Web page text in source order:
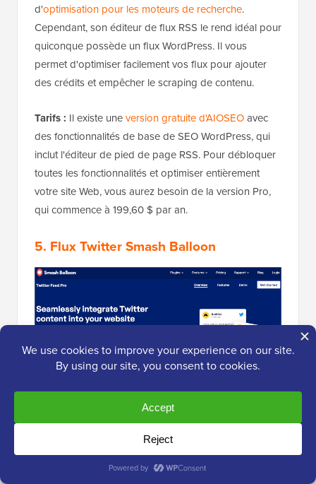
d'optimisation pour les moteurs de recherche.
Cependant, son éditeur de flux RSS le rend idéal pour
quiconque possède un flux WordPress. Il vous
permet d'optimiser facilement vos flux pour ajouter
des crédits et empêcher le scraping de contenu.
Tarifs : Il existe uneversion gratuite d'AIOSEOavec
des fonctionnalités de base de SEO WordPress, qui
inclut l'éditeur de pied de page RSS. Pour débloquer
toutes les fonctionnalités et optimiser entièrement
votre site Web, vous aurez besoin de la version Pro,
qui commence à 199,60 $ par an.
5. Flux Twitter Smash Balloon
Smash Balloon Twitter Feedsrend l'affichage du
contenu Twitter sur votre site WordPress un jeu
d'enfant. Ce plugin aide à renforcer la preuve sociale